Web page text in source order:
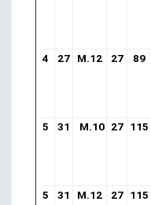
4 27 M.12 27 89
5 31 M.10 27 115
5 31 M.12 27 115